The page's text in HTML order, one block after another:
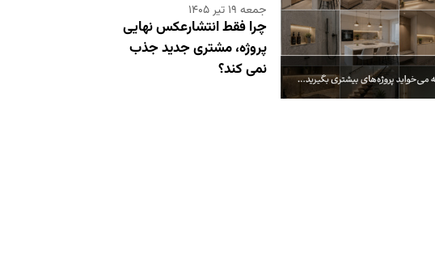
چرا فقط انتشارعکس نهایی
پروژه، مشتری جدید جذب
نمی کند؟
جمعه ۱۹ تیر ۱۴۰۵